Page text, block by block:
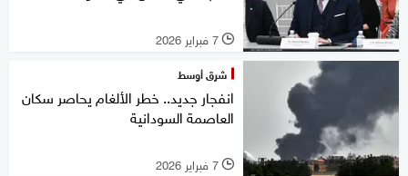
l 7 فبراير 2026
شرق أوسط
انفجار جديد.. خطر الألغام يحاصر سكان
العاصمة السودانية
l 7 فبراير 2026